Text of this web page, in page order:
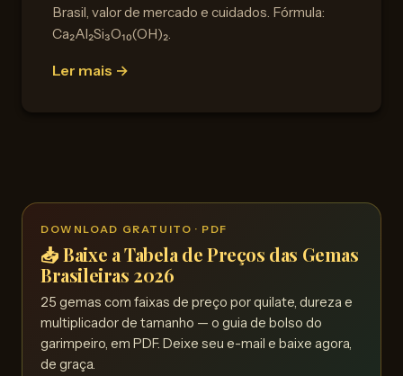
Brasil, valor de mercado e cuidados. Fórmula:
Ca₂Al₂Si₃O₁₀(OH)₂.
Ler mais →
DOWNLOAD GRATUITO · PDF
📥 Baixe a Tabela de Preços das Gemas
Brasileiras 2026
25 gemas com faixas de preço por quilate, dureza e
multiplicador de tamanho — o guia de bolso do
garimpeiro, em PDF. Deixe seu e-mail e baixe agora,
de graça.